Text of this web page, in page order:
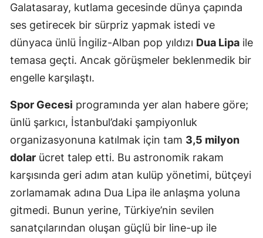
Isparta
Mersin
İstanbul
Kars
Kastamonu
Kayseri
Kırklareli
Kırşehir
Kocaeli
Galatasaray, kutlama gecesinde dünya çapında
ses getirecek bir sürpriz yapmak istedi ve
dünyaca ünlü İngiliz-Alban pop yıldızı Dua Lipa ile
temasa geçti. Ancak görüşmeler beklenmedik bir
engelle karşılaştı.
Spor Gecesi programında yer alan habere göre;
ünlü şarkıcı, İstanbul’daki şampiyonluk
organizasyonuna katılmak için tam 3,5 milyon
dolar ücret talep etti. Bu astronomik rakam
karşısında geri adım atan kulüp yönetimi, bütçeyi
zorlamamak adına Dua Lipa ile anlaşma yoluna
gitmedi. Bunun yerine, Türkiye’nin sevilen
sanatçılarından oluşan güçlü bir line-up ile